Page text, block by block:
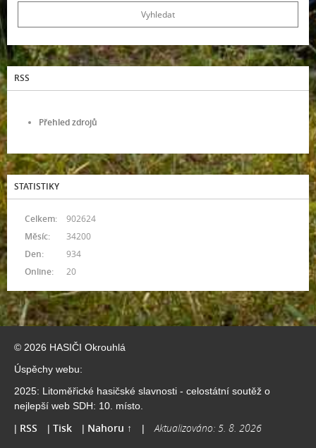
RSS
Přehled zdrojů
STATISTIKY
Online: 20
Celkem:
902624
Měsíc:
34200
Den:
934
© 2026 HASIČI Okrouhlá
Úspěchy webu:
2025: Litoměřické hasičské slavnosti - celostátní soutěž o
nejlepší web SDH: 10. místo.
| RSS | Tisk | Nahoru ↑ | Aktualizováno: 5. 8. 2026